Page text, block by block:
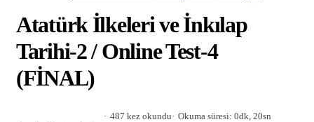
Atatürk İlkeleri ve İnkılap
Tarihi-2 / Online Test-4
(FİNAL)
487 kez okundu Okuma süresi: 0dk, 20sn